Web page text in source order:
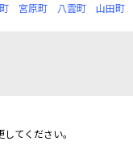
宮原町 八雲町 山田町
てください。